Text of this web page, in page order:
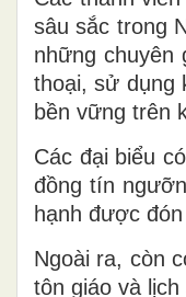
sâu sắc trong
những chuyên
thoại, sử dụng
bền vững trên
Các đại biểu
đồng tín
hạnh được
Ngoài ra, còn
tôn giáo và